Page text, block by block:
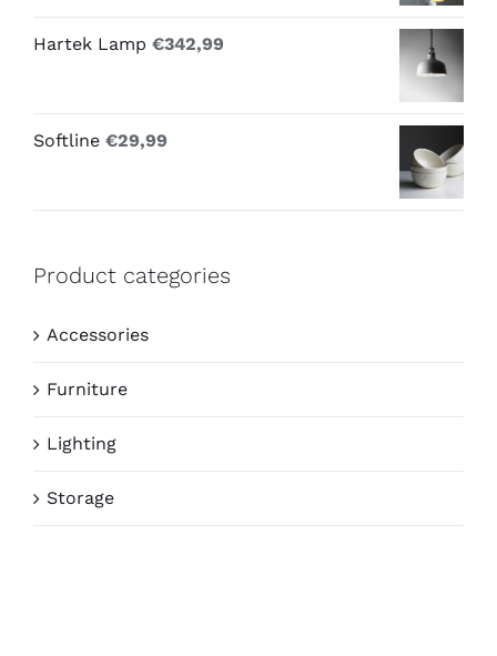
Hartek Lamp €342,99
Softline €29,99
Product categories
Accessories
Furniture
Lighting
Storage